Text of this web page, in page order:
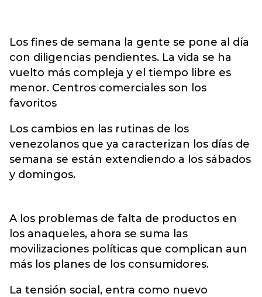
Los fines de semana la gente se pone al día
con diligencias pendientes. La vida se ha
vuelto más compleja y el tiempo libre es
menor. Centros comerciales son los
favoritos
Los cambios en las rutinas de los
venezolanos que ya caracterizan los días de
semana se están extendiendo a los sábados
y domingos.
A los problemas de falta de productos en
los anaqueles, ahora se suma las
movilizaciones políticas que complican aun
más los planes de los consumidores.
La tensión social, entra como nuevo